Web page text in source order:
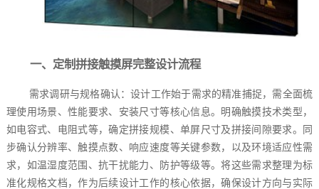
一、定制拼接触摸屏完整设计流程
需求调研与规格确认：设计工作始于需求的精准捕捉，需全面梳
理使用场景、性能要求、安装尺寸等核心信息。明确触摸技术类型，
如电容式、电阻式等，确定拼接规模、单屏尺寸及拼接间隙要求。同
步确认分辨率、触摸点数、响应速度等关键参数，以及环境适应性需
求，如温湿度范围、抗干扰能力、防护等级等。将这些需求整理为标
准化规格文档，作为后续设计工作的核心依据，确保设计方向与实际